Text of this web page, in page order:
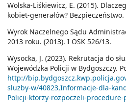
Wolska-Liśkiewicz, E. (2015).
kobiet-generałów?
Wyrok Naczelnego Sądu
2013 roku. (2013). I OSK 526/13.
Wysocka, J. (2023). Rekrutacja do
Wojewódzka Policji w Bydgoszczy.
http://
sluzby-w/40823,Informacje-dla-
Policji-ktorzy-rozpoczeli-